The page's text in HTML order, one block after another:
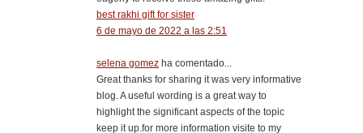
best rakhi gift for sister
6 de mayo de 2022 a las 2:51
selena gomez ha comentado...
Great thanks for sharing it was very informative
blog. A useful wording is a great way to
highlight the significant aspects of the topic
keep it up.for more information visite to my